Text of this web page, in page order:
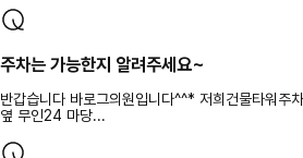
주차는 가능한지 알려주세요~
반갑습니다 바로그의원입니다^^* 저희건물타워주
옆 무인24 마당...